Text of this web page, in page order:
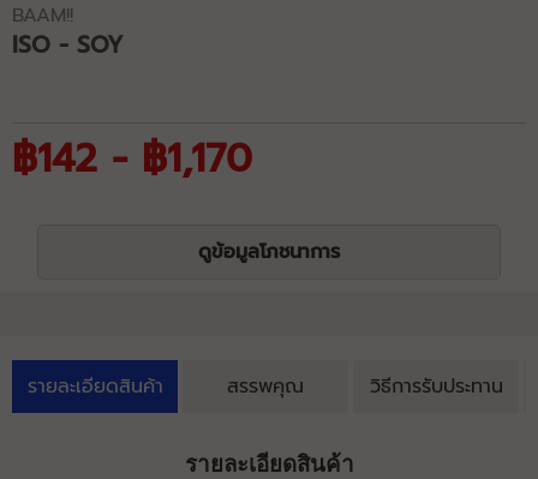
BAAM!!
ISO - SOY
฿142 - ฿1,170
ดูข้อมูลโภชนาการ
รายละเอียดสินค้า สรรพคุณ วิธีการรับประทาน
รายละเอียดสินค้า